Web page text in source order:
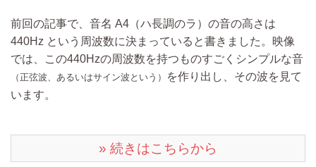
前回の記事で、音名 A4（ハ長調のラ）の音の高さは
440Hz という周波数に決まっていると書きました。映像
では、この440Hzの周波数を持つものすごくシンプルな音
（正弦波、あるいはサイン波という）
を作り出し、その波を見て
います。
» 続きはこちらから